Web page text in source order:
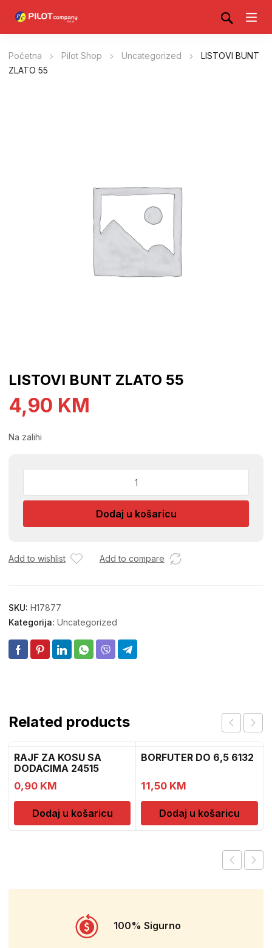
Početna Pilot Shop Uncategorized
LISTOVI BUNT
ZLATO 55
LISTOVI BUNT ZLATO 55
4,90 KM
Na zalihi
ZLATO
količina
Dodaj u košaricu
Add to wishlist Add to compare
SKU: H17877
Kategorija: Uncategorized
Related products
RAJF ZA KOSU SA
DODACIMA 24515
CH52451
0,90 KM
Dodaj u košaricu
BORFUTER DO 6,5 6132
11,50 KM
Dodaj u košaricu
100% Sigurno